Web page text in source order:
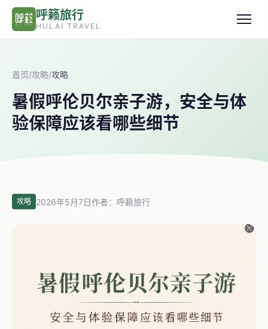
跳转到主要内容
呼籁旅行
HULAI TRAVEL
首页/攻略/攻略
暑假呼伦贝尔亲子游，安全与体
验保障应该看哪些细节
攻略 2026年5月7日作者：呼籁旅行